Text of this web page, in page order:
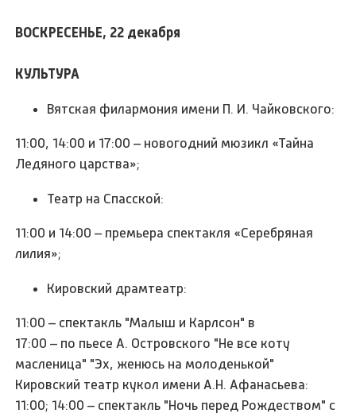
ВОСКРЕСЕНЬЕ, 22 декабря
КУЛЬТУРА
Вятская филармония имени П. И. Чайковского:
11:00, 14:00 и 17:00 – новогодний мюзикл «Тайна
Ледяного царства»;
Театр на Спасской:
11:00 и 14:00 – премьера спектакля «Серебряная
лилия»;
Кировский драмтеатр:
11:00 – спектакль "Малыш и Карлсон" в
17:00 – по пьесе А. Островского "Не все коту
масленица" "Эх, женюсь на молоденькой"
Кировский театр кукол имени А.Н. Афанасьева:
11:00; 14:00 – спектакль "Ночь перед Рождеством" с